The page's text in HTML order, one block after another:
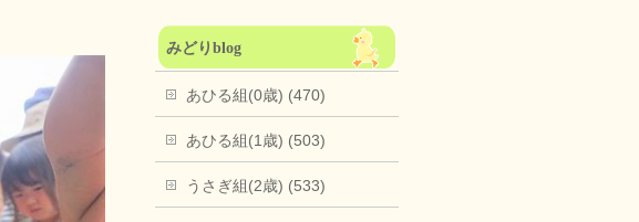
みどりblog
あひる組(0歳) (470)
あひる組(1歳) (503)
うさぎ組(2歳) (533)